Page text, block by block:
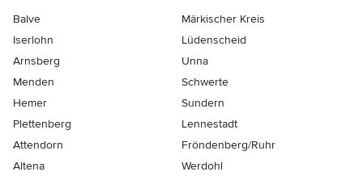
Balve
Märkischer Kreis
Iserlohn
Lüdenscheid
Arnsberg
Unna
Menden
Schwerte
Hemer
Sundern
Plettenberg
Lennestadt
Attendorn
Fröndenberg/Ruhr
Altena
Werdohl